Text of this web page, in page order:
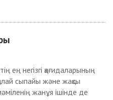
ең негізгі қағидаларының
сыпайы және жақсы
жанұя ішінде де